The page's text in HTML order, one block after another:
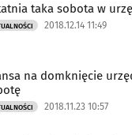
taka sobota w
2018.12.14 11:49
na domknięcie
2018.11.23 10:57